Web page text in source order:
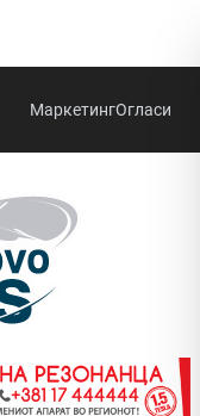
МаркетингОгласи